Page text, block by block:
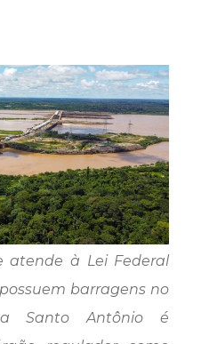
atende à Lei Federal
barragens no
Santo Antônio é